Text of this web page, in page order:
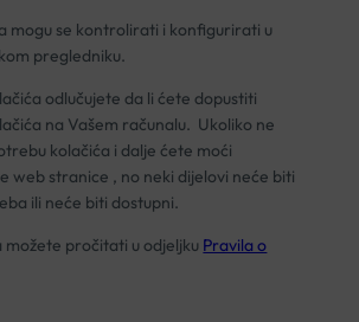
mogu se kontrolirati i konfigurirati u
pregledniku.
odlučujete da li ćete dopustiti
na Vašem računalu. Ukoliko ne
kolačića i dalje ćete moći
web stranice , no neki dijelovi neće biti
ili neće biti dostupni.
možete pročitati u odjeljku Pravila o